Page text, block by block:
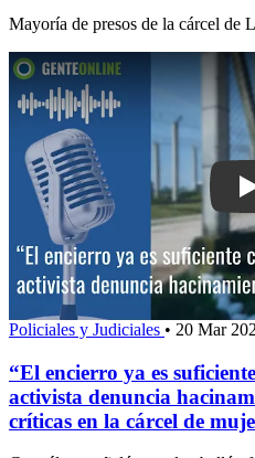
Mayoría de presos de la cárcel de
Policiales y Judiciales • 20 Mar
“El encierro ya es
activista denuncia
críticas en la cárcel de